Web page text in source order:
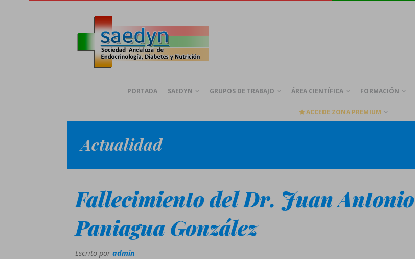
PORTADA SAEDYN GRUPOS DE TRABAJO ÁREA CIENTÍFICA FORMACIÓN
ACCEDE ZONA PREMIUM
Actualidad
Fallecimiento del Dr. Juan Antonio
Paniagua González
Escrito por admin